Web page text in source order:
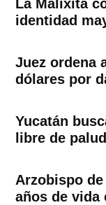
La Malixita
identidad
Juez ordena
dólares por
Yucatán
libre de
Arzobispo
años de vida